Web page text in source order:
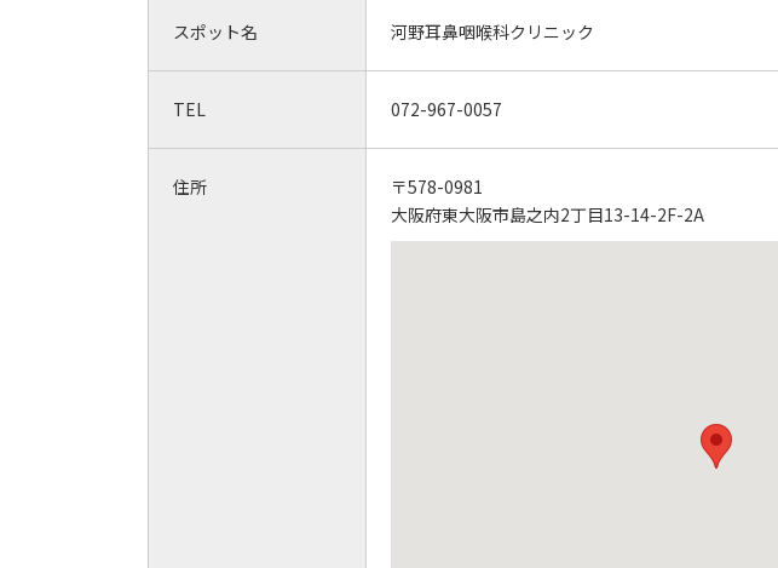
スポット名 河野耳鼻咽喉科クリニック
TEL 072-967-0057
住所
〒578-0981
大阪府東大阪市島之内2丁目13-14-2F-2A